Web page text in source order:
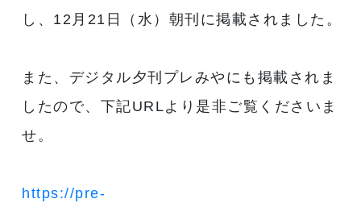
し、12月21日（水）朝刊に掲載されました。
また、デジタル夕刊プレみやにも掲載されま
したので、下記URLより是非ご覧くださいま
せ。
https://pre-